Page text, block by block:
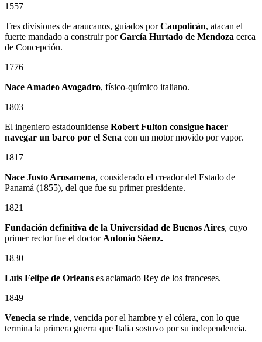
1557
Tres divisiones de araucanos, guiados porCaupolicán, atacan el
fuerte mandado a construir porGarcía Hurtado de Mendoza cerca
de Concepción.
1776
Nace Amadeo Avogadro, físico-químico italiano.
1803
El ingeniero estadounidense Robert Fulton consigue hacer
navegar un barco por el Sena con un motor movido por vapor.
1817
Nace Justo Arosamena, considerado el creador del Estado de
Panamá (1855), del que fue su primer presidente.
1821
Fundación definitiva de la Universidad de Buenos Aires, cuyo
primer rector fue el doctor Antonio Sáenz.
1830
Luis Felipe de Orleans es aclamado Rey de los franceses.
1849
Venecia se rinde, vencida por el hambre y el cólera, con lo que
termina la primera guerra que Italia sostuvo por su independencia.